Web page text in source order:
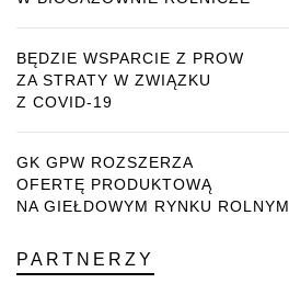
BĘDZIE WSPARCIE Z PROW
ZA STRATY W ZWIĄZKU
Z COVID-19
GK GPW ROZSZERZA
OFERTĘ PRODUKTOWĄ
NA GIEŁDOWYM RYNKU ROLNYM
PARTNERZY